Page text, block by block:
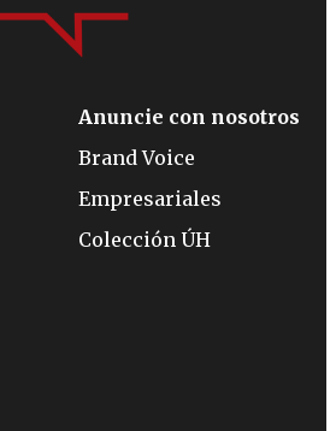
Anuncie con nosotros
Brand Voice
Empresariales
Colección ÚH